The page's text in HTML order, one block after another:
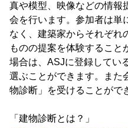
真や模型、映像などの情報
会を行います。参加者は単
なく、建築家からそれぞれ
ものの提案を体験すること
場合は、ASJに登録してい
選ぶことができます。また
物診断」を受けることがで
「建物診断とは？」